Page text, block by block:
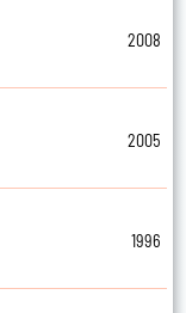
2008
2005
1996